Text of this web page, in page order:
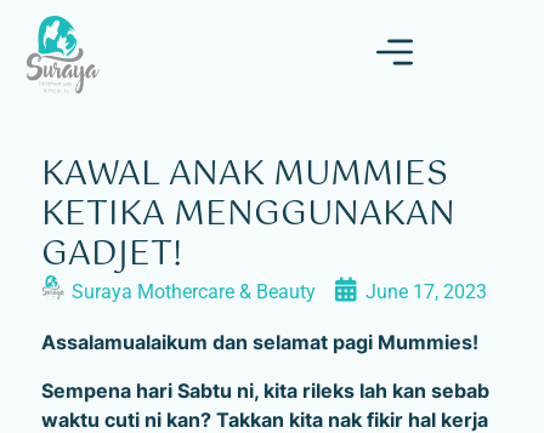
KAWAL ANAK MUMMIES
KETIKA MENGGUNAKAN
GADJET!
Suraya Mothercare & Beauty June 17, 2023
Assalamualaikum dan selamat pagi Mummies!
Sempena hari Sabtu ni, kita rileks lah kan sebab
waktu cuti ni kan? Takkan kita nak fikir hal kerja